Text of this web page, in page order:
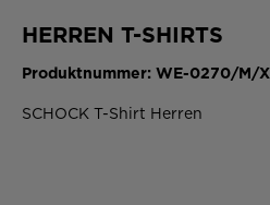
HERREN T-SHIRTS
Produktnummer: WE-0270/M/
SCHOCK T-Shirt Herren